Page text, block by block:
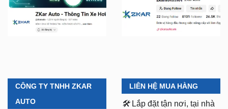
CÔNG TY TNHH ZKAR
AUTO
LIÊN HỆ MUA HÀNG
🛠️ Lắp đặt tận nơi, tại nhà